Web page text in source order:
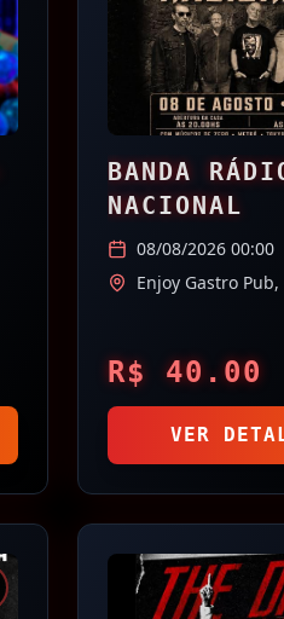
BANDA
NACIONAL
08/08/2026 00:00
Enjoy Gastro Pub,
R$ 40.00
VER